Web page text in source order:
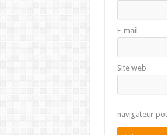
E-mail
Site web
navigateur